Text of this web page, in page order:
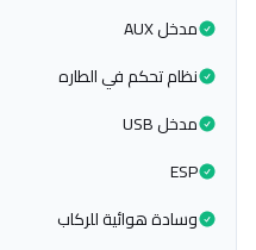
مدخل AUX
نظام تحكم في الطاره
مدخل USB
ESP
وسادة هوائية للركاب